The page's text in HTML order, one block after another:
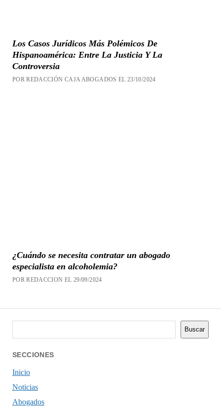
Los Casos Jurídicos Más Polémicos De
Hispanoamérica: Entre La Justicia Y La
Controversia
POR REDACCIÓN CAJA ABOGADOS EL 23/10/2024
¿Cuándo se necesita contratar un abogado
especialista en alcoholemia?
POR REDACCION EL 29/09/2024
Buscar
SECCIONES
Inicio
Noticias
Abogados